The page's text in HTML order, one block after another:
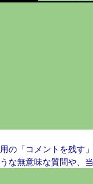
の「コメントを残す
な無意味な質問や、